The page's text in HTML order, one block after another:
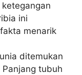
ini
menarik
ditemukan
tubuh